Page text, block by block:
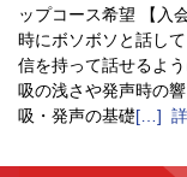
ップコース希望 【入
時にボソボソと話し
信を持って話せるよ
吸の浅さや発声時の
吸・発声の基礎[…] 詳